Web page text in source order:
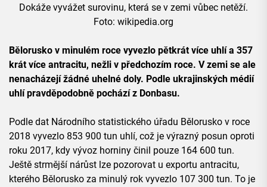
Dokáže vyvážet surovinu, která se v zemi vůbec netěží.
Foto: wikipedia.org
Bělorusko v minulém roce vyvezlo pětkrát více uhlí a 357
krát více antracitu, nežli v předchozím roce. V zemi se ale
nenacházejí žádné uhelné doly. Podle ukrajinských médií
uhlí pravděpodobně pochází z Donbasu.
Podle dat Národního statistického úřadu Bělorusko v roce
2018 vyvezlo 853 900 tun uhlí, což je výrazný posun oproti
roku 2017, kdy vývoz horniny činil pouze 164 600 tun.
Ještě strmější nárůst lze pozorovat u exportu antracitu,
kterého Bělorusko za minulý rok vyvezlo 107 300 tun. To je